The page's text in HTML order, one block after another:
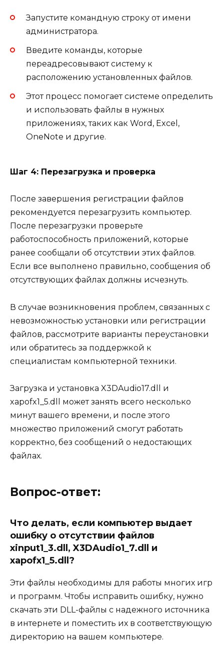
Запустите командную строку от имени
администратора.
Введите команды, которые
переадресовывают систему к
расположению установленных файлов.
Этот процесс помогает системе определить
и использовать файлы в нужных
приложениях, таких как Word, Excel,
OneNote и другие.
Шаг 4: Перезагрузка и проверка
После завершения регистрации файлов
рекомендуется перезагрузить компьютер.
После перезагрузки проверьте
работоспособность приложений, которые
ранее сообщали об отсутствии этих файлов.
Если все выполнено правильно, сообщения об
отсутствующих файлах должны исчезнуть.
В случае возникновения проблем, связанных с
невозможностью установки или регистрации
файлов, рассмотрите варианты переустановки
или обратитесь за поддержкой к
специалистам компьютерной техники.
Загрузка и установка X3DAudio17.dll и
xapofx1_5.dll может занять всего несколько
минут вашего времени, и после этого
множество приложений смогут работать
корректно, без сообщений о недостающих
файлах.
Вопрос-ответ:
Что делать, если компьютер выдает
ошибку о отсутствии файлов
xinput1_3.dll, X3DAudio1_7.dll и
xapofx1_5.dll?
Эти файлы необходимы для работы многих игр
и программ. Чтобы исправить ошибку, нужно
скачать эти DLL-файлы с надежного источника
в интернете и поместить их в соответствующую
директорию на вашем компьютере.